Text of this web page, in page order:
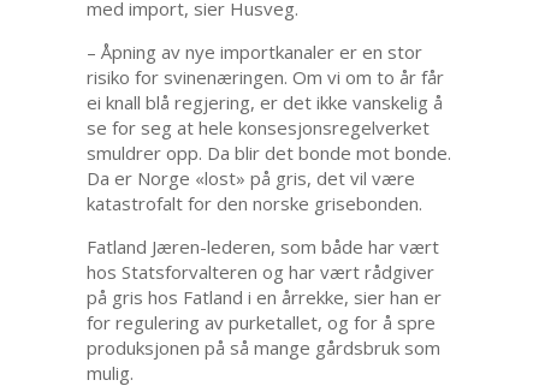
med import, sier Husveg.
– Åpning av nye importkanaler er en stor
risiko for svinenæringen. Om vi om to år får
ei knall blå regjering, er det ikke vanskelig å
se for seg at hele konsesjonsregelverket
smuldrer opp. Da blir det bonde mot bonde.
Da er Norge «lost» på gris, det vil være
katastrofalt for den norske grisebonden.
Fatland Jæren-lederen, som både har vært
hos Statsforvalteren og har vært rådgiver
på gris hos Fatland i en årrekke, sier han er
for regulering av purketallet, og for å spre
produksjonen på så mange gårdsbruk som
mulig.